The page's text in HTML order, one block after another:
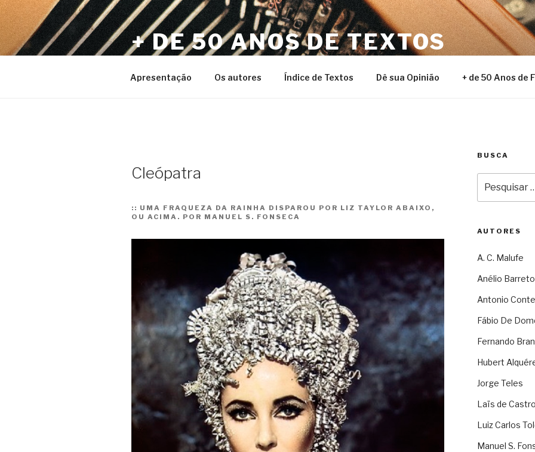
Pular
para
o
conteúdo
+ DE 50 ANOS DE TEXTOS
Apresentação Os autores Índice de Textos Dê sua Opinião + de 50 Anos de
Cleópatra
:: UMA FRAQUEZA DA RAINHA DISPAROU POR LIZ TAYLOR ABAIXO,
OU ACIMA. POR MANUEL S. FONSECA
BUSCA
por:
AUTORES
A. C. Malufe
Anélio Barreto
Antonio
Fábio De
Fernando
Hubert
Jorge Teles
Laïs de Castro
Luiz Carlos
Manuel S.